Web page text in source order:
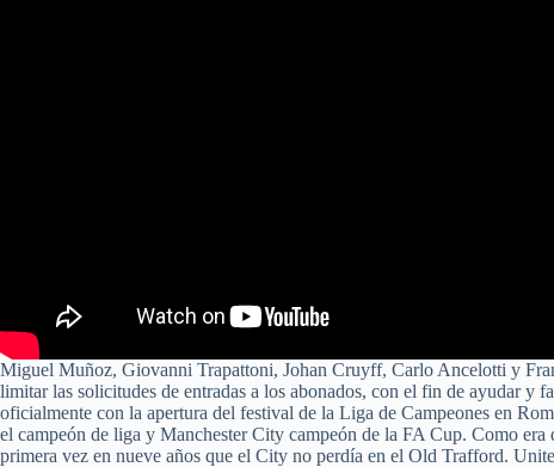
Miguel Muñoz, Giovanni Trapattoni, Johan Cruyff, Carlo Ancelotti y
limitar las solicitudes de entradas a los abonados, con el fin de ayudar y
oficialmente con la apertura del festival de la Liga de Campeones en
el campeón de liga y Manchester City campeón de la FA Cup. Como era
primera vez en nueve años que el City no perdía en el Old Trafford.